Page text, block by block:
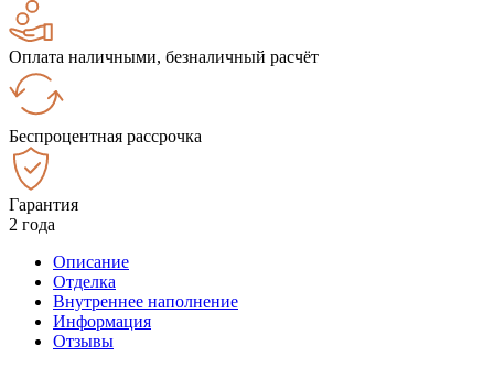
Оплата наличными, безналичный расчёт
Беспроцентная рассрочка
Гарантия
2 года
Описание
Отделка
Внутреннее наполнение
Информация
Отзывы